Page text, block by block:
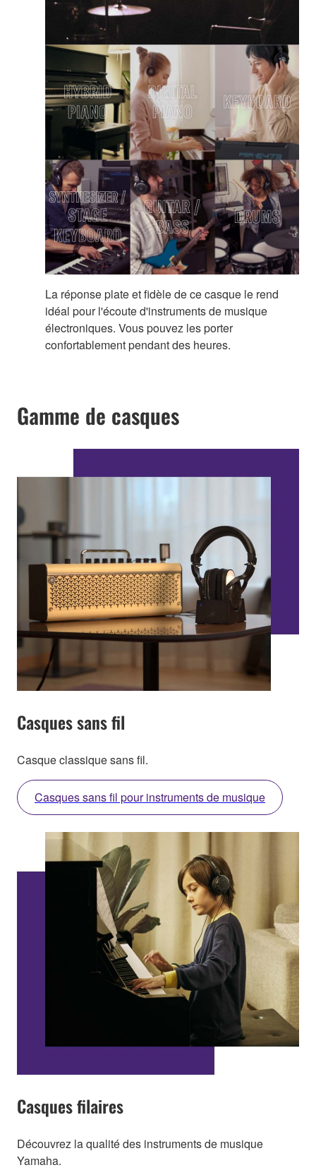
La réponse plate et fidèle de ce casque le rend
idéal pour l'écoute d'instruments de musique
électroniques. Vous pouvez les porter
confortablement pendant des heures.
Gamme de casques
Casques sans fil
Casque classique sans fil.
Casques sans fil pour instruments de musique
Casques filaires
Découvrez la qualité des instruments de musique
Yamaha.